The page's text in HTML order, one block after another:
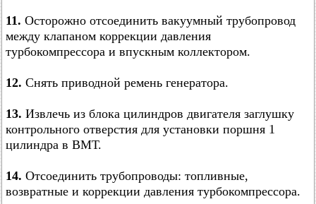
11. Осторожно отсоединить вакуумный трубопровод
между клапаном коррекции давления
турбокомпрессора и впускным коллектором.
12. Снять приводной ремень генератора.
13. Извлечь из блока цилиндров двигателя заглушку
контрольного отверстия для установки поршня 1
цилиндра в ВМТ.
14. Отсоединить трубопроводы: топливные,
возвратные и коррекции давления турбокомпрессора.